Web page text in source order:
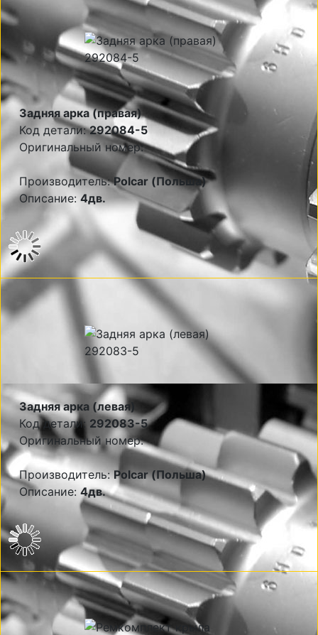
Задняя арка (правая)
Код детали:292084-5
Оригинальный номер:
Производитель:Polcar (Польша)
Описание: 4дв.
Задняя арка (левая)
Код детали: 292083-5
Оригинальный номер:
Производитель:Polcar (Польша)
Описание: 4дв.